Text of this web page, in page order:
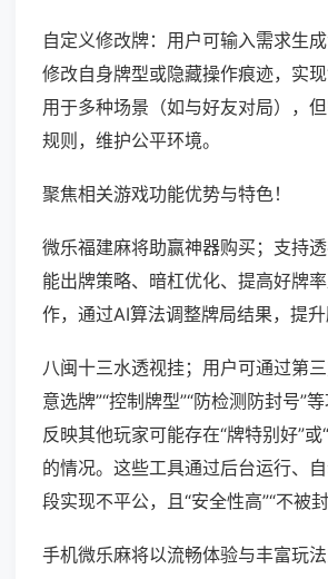
自定义修改牌：用户可输入需求生成
修改自身牌型或隐藏操作痕迹，实
用于多种场景（如与好友对局），
规则，维护公平环境。
聚焦相关游戏功能优势与特色！
微乐福建麻将助赢神器购买；支持
能出牌策略、暗杠优化、提高好牌
作，通过AI算法调整牌局结果，提升
八闽十三水透视挂；用户可通过第
意选牌”“控制牌型”“防检测防封号”
反映其他玩家可能存在“牌特别好”或
的情况。这些工具通过后台运行、
段实现不平公，且“安全性高”“不被封
手机微乐麻将以流畅体验与丰富玩